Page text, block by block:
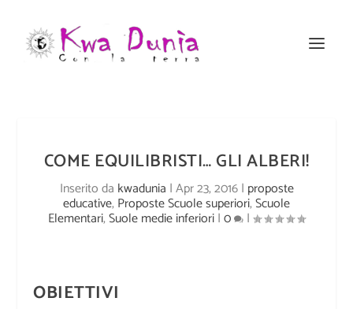
COME EQUILIBRISTI… GLI ALBERI!
Inserito da kwadunia |Apr 23, 2016| proposte
educative,Proposte Scuole superiori,Scuole
Elementari,Suole medie inferiori|0 |
OBIETTIVI